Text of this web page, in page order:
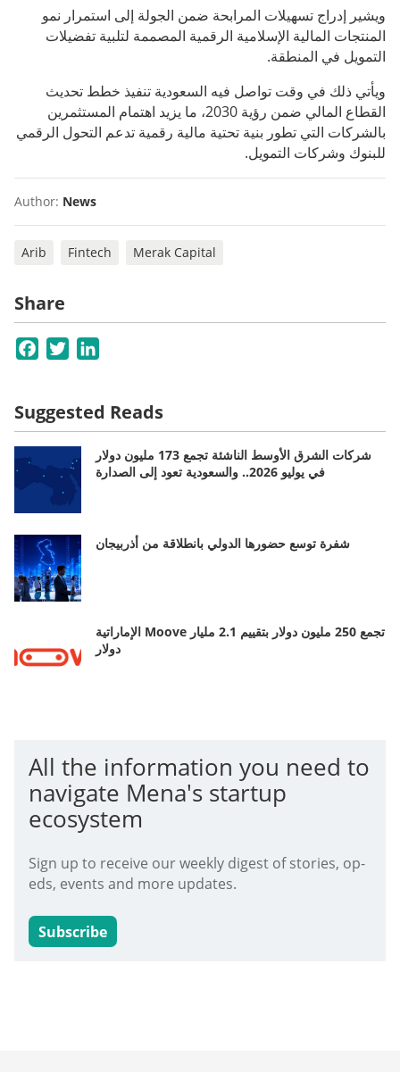
ويشير إدراج تسهيلات المرابحة ضمن الجولة إلى استمرار نمو
المنتجات المالية الإسلامية الرقمية المصممة لتلبية تفضيلات
التمويل في المنطقة.
ويأتي ذلك في وقت تواصل فيه السعودية تنفيذ خطط تحديث
القطاع المالي ضمن رؤية 2030، ما يزيد اهتمام المستثمرين
بالشركات التي تطور بنية تحتية مالية رقمية تدعم التحول الرقمي
للبنوك وشركات التمويل.
Author: News
Arib Fintech Merak Capital
Share
Facebook
Twitter
Suggested Reads
شركات الشرق الأوسط الناشئة تجمع 173 مليون دولار
في يوليو 2026.. والسعودية تعود إلى الصدارة
شفرة توسع حضورها الدولي بانطلاقة من أذربيجان
الإماراتية Moove تجمع 250 مليون دولار بتقييم 2.1 مليار
دولار
All the information you need to
navigate Mena's startup
ecosystem
Sign up to receive our weekly digest of stories, op-
eds, events and more updates.
Subscribe